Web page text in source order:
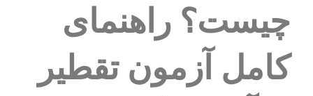
چیست؟ راهنمای
کامل آزمون تقطیر